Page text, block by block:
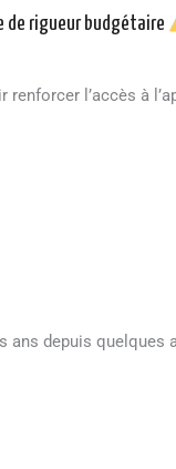
de rigueur budgétaire
renforcer l’accès à
ans depuis quelques